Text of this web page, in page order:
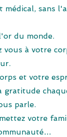
sans
du monde.
vous à votre
et votre
gratitude
parle.
votre